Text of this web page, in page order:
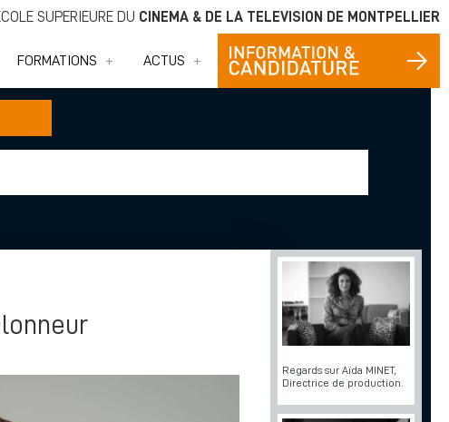
SUPÉRIEURE DU CINÉMA & DE LA TÉLÉVISION DE MONTPELLIER
FORMATIONS ACTUS
Regards sur Aïda MINET,
Directrice de production.